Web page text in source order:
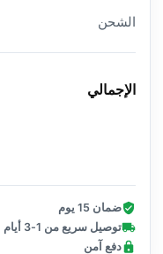
الشحن
الإجمالي
ضمان 15 يوم
توصيل سريع من 1-3 أيام
دفع آمن